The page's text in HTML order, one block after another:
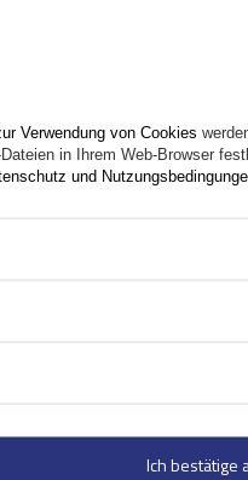
(schwarz)
Verwendung von Cookies
in Ihrem Web-Browser
und
Ich bestätige